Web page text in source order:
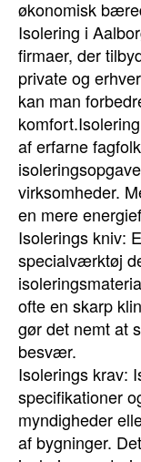
økonomisk
Isolering i
firmaer, der
private og
kan man
af erfarne
virksomheder.
en mere
Isolerings kniv:
specialværktøj
ofte en skarp
gør det nemt at
besvær.
Isolerings krav:
specifikationer
myndigheder
af bygninger.